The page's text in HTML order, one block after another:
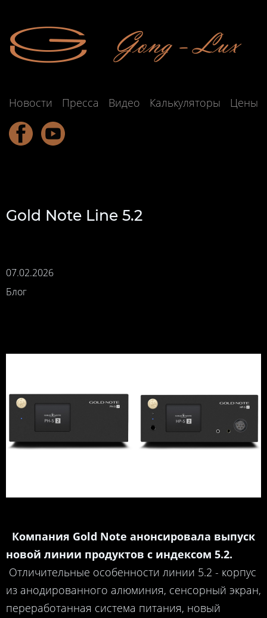
Новости Пресса Видео Калькуляторы Цены
Gold Note Line 5.2
07.02.2026
Блог
Компания Gold Note анонсировала выпуск
новой линии продуктов с индексом 5.2.
Отличительные особенности линии 5.2 - корпус
из анодированного алюминия, сенсорный экран,
переработанная система питания, новый